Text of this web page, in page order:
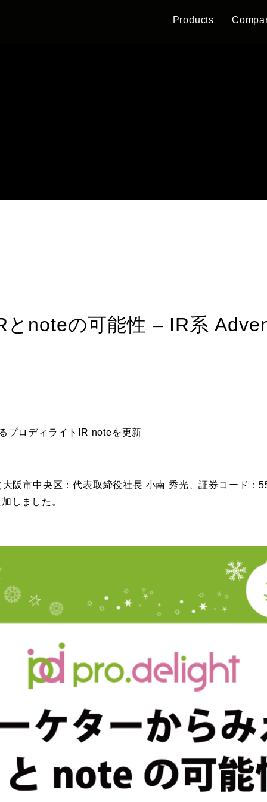
Products
noteの可能性 – IR系
プロディライトIR noteを更新
阪市中央区：代表取締役社長 小南 秀光、証券コード：
しました。